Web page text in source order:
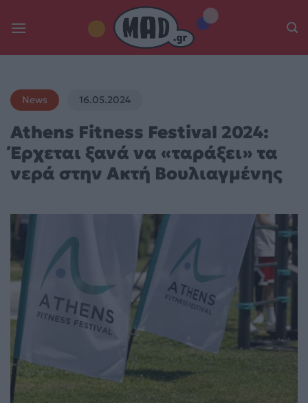
News 16.05.2024
Athens Fitness Festival 2024:
Έρχεται ξανά να «ταράξει» τα
νερά στην Ακτή Βουλιαγμένης